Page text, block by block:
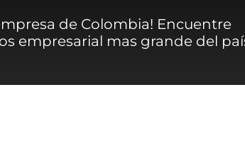
de Colombia! Encuentre
empresarial mas grande del